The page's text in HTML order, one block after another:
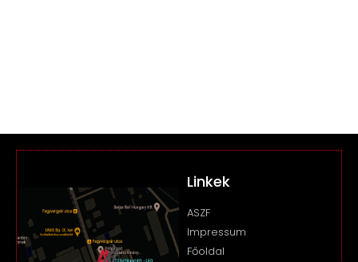
Linkek
ASZF
Impressum
Főoldal